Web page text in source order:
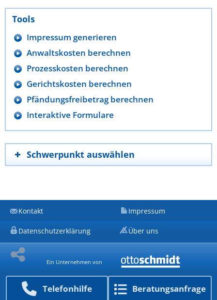
Telefon­hilfe Beratungs­anfrage
Tools
Impressum generieren
Anwaltskosten berechnen
Prozesskosten berechnen
Gerichtskosten berechnen
Pfändungsfreibetrag berechnen
Interaktive Formulare
Schwerpunkt auswählen
Kontakt Impressum
Datenschutzerklärung Über uns
Ein Unternehmen von